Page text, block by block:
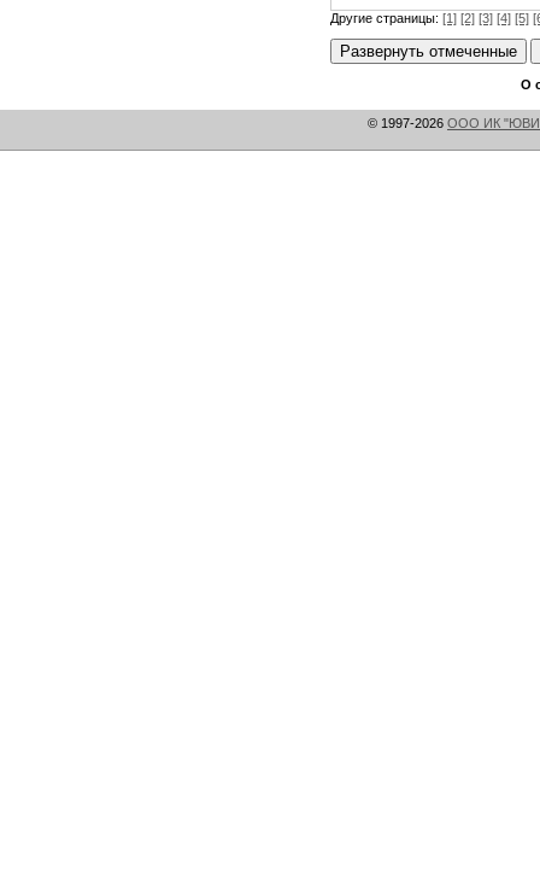
Другие страницы: [1] [2] [3] [4] [5]
О
© 1997-2026 ООО ИК